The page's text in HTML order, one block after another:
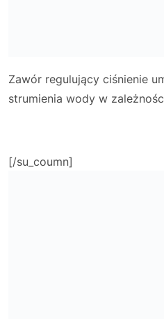
Zawór regulujący ciśnienie
strumienia wody w
[/su_coumn]